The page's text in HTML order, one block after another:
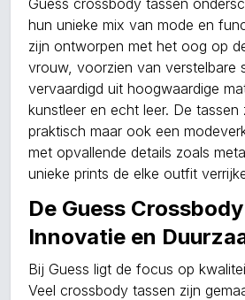
Guess crossbody tassen
hun unieke mix van mode en
zijn ontworpen met het oog op
vrouw, voorzien van verstelbare
vervaardigd uit hoogwaardige
kunstleer en echt leer. De tassen
praktisch maar ook een
met opvallende details zoals
unieke prints de elke outfit
De Guess
Innovatie en
Bij Guess ligt de focus op
Veel crossbody tassen zijn